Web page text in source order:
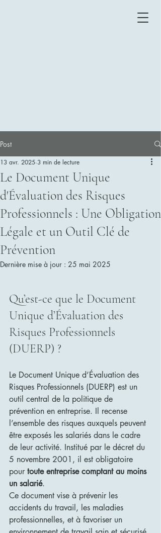
Post
Le Document Unique
d'Évaluation des Risques
Professionnels : Une Obligation
Légale et un Outil Clé de
Prévention
13 avr. 2025 3 min de lecture
Dernière mise à jour : 25 mai 2025
Qu’est-ce que le Document
Unique d’Évaluation des
Risques Professionnels
(DUERP) ?
Le Document Unique d’Évaluation des
Risques Professionnels (DUERP) est un
outil central de la politique de
prévention en entreprise. Il recense
l’ensemble des risques auxquels peuvent
être exposés les salariés dans le cadre
de leur activité. Institué par le décret du
5 novembre 2001, il est obligatoire
pour toute entreprise comptant au moins
un salarié.
Ce document vise à prévenir les
accidents du travail, les maladies
professionnelles, et à favoriser un